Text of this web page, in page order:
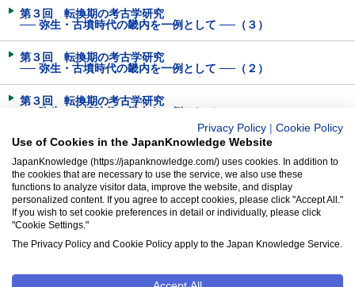
第３回 転換期の考古学研究
── 弥生・古墳時代の畿内を一例として ──（３）
第３回 転換期の考古学研究
── 弥生・古墳時代の畿内を一例として ──（２）
第３回 転換期の考古学研究
── 弥生・古墳時代の畿内を一例として ──（１）
第２回 地名の表記と変遷（３）
第２回 地名の表記と変遷（２）
第２回 地名の表記と変遷（１）
第１回 「国」という地域──クニの原郷──
Privacy Policy
Cookie Policy
Use of Cookies in the JapanKnowledge Website
JapanKnowledge (https://japanknowledge.com/) uses cookies. In addition to
the cookies that are necessary to use the service, we also use these
functions to analyze visitor data, improve the website, and display
personalized content. If you agree to accept cookies, please click "Accept All."
If you wish to set cookie preferences in detail or individually, please click
"Cookie Settings."
The Privacy Policy and Cookie Policy apply to the Japan Knowledge Service.